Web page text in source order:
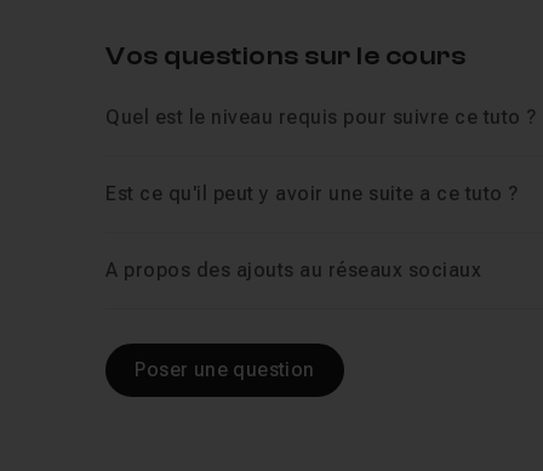
Vos questions sur le cours
Quel est le niveau requis pour suivre ce tuto ?
Est ce qu'il peut y avoir une suite a ce tuto ?
A propos des ajouts au réseaux sociaux
Poser une question